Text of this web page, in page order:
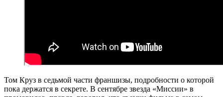
Том Круз в седьмой части франшизы, подробности о которой
пока держатся в секрете. В сентябре звезда «Миссии» в